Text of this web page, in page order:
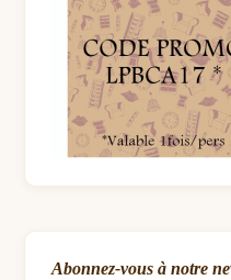
Abonnez-vous à notre